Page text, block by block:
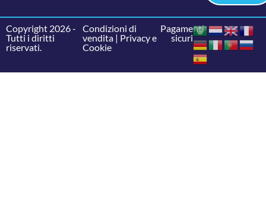
Copyright 2026 -
Tutti i diritti
riservati.
Condizioni di
vendita| Privacy e
Cookie
Pagamenti
sicuri